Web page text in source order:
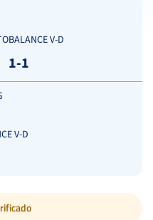
BALANCE V-D
1-1
V-D